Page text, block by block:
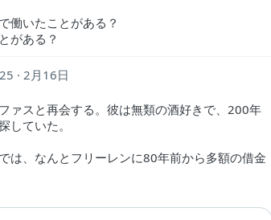
働いたことがある？
がある？
2月16日
ァスと再会する。彼は無類の酒好きで、200年
していた。
は、なんとフリーレンに80年前から多額の借金